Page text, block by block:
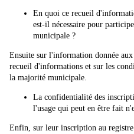
En quoi ce recueil
est-il nécessaire pour
municipale ?
Ensuite sur l'information donnée
recueil d'informations et sur les
la majorité municipale.
La confidentialité des
l'usage qui peut en être fait
Enfin, sur leur inscription au